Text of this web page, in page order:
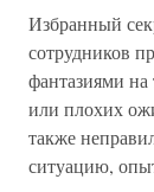
Избранный
сотрудников
фантазиями
или плохих
также
ситуацию,